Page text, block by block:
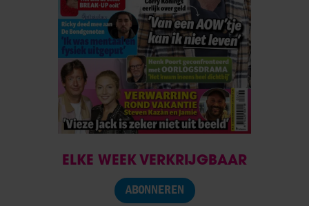
ELKE WEEK VERKRIJGBAAR
ABONNEREN